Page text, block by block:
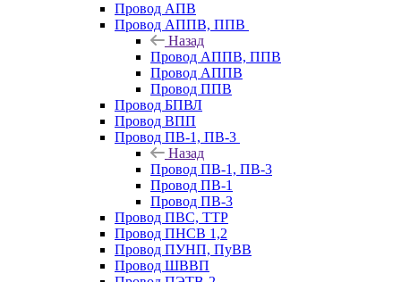
Провод АПВ
Провод АППВ, ППВ
Назад
Провод АППВ, ППВ
Провод АППВ
Провод ППВ
Провод БПВЛ
Провод ВПП
Провод ПВ-1, ПВ-3
Назад
Провод ПВ-1, ПВ-3
Провод ПВ-1
Провод ПВ-3
Провод ПВС, ТТР
Провод ПНСВ 1,2
Провод ПУНП, ПуВВ
Провод ШВВП